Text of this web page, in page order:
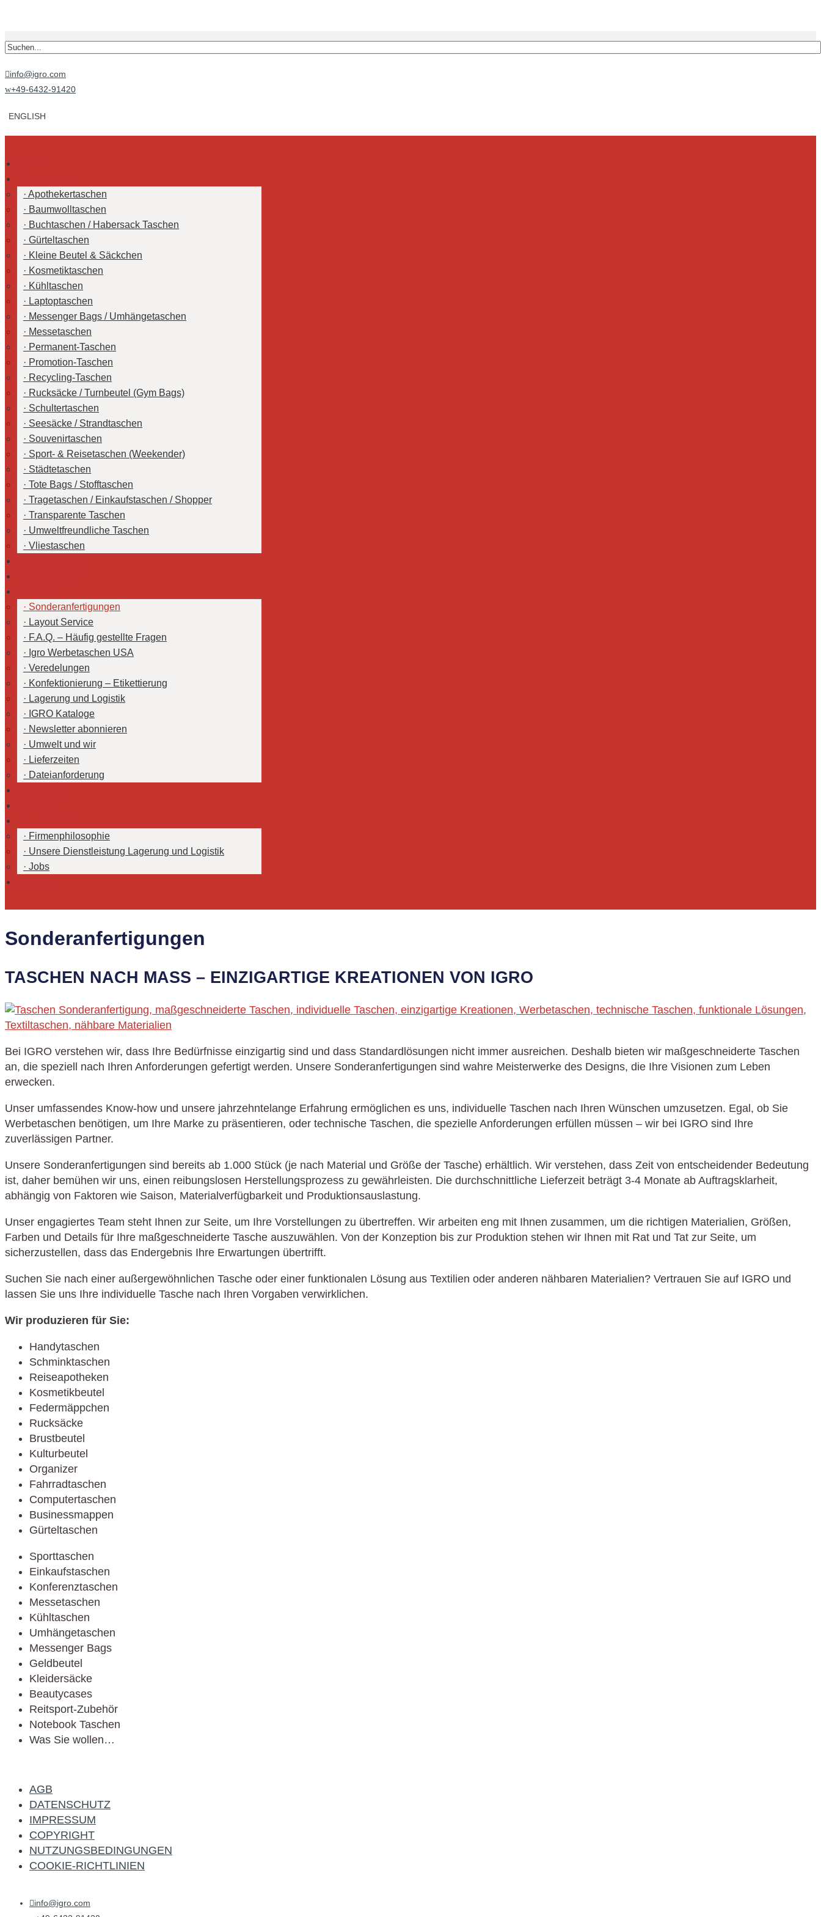
info@igro.com
w+49-6432-91420
ENGLISH
Apothekertaschen
Baumwolltaschen
Buchtaschen / Habersack Taschen
Gürteltaschen
Kleine Beutel & Säckchen
Kosmetiktaschen
Kühltaschen
Laptoptaschen
Messenger Bags / Umhängetaschen
Messetaschen
Permanent-Taschen
Promotion-Taschen
Recycling-Taschen
Rucksäcke / Turnbeutel (Gym Bags)
Schultertaschen
Seesäcke / Strandtaschen
Souvenirtaschen
Sport- & Reisetaschen (Weekender)
Städtetaschen
Tote Bags / Stofftaschen
Tragetaschen / Einkaufstaschen / Shopper
Transparente Taschen
Umweltfreundliche Taschen
Vliestaschen
Sonderanfertigungen
Layout Service
F.A.Q. – Häufig gestellte Fragen
Igro Werbetaschen USA
Veredelungen
Konfektionierung – Etikettierung
Lagerung und Logistik
IGRO Kataloge
Newsletter abonnieren
Umwelt und wir
Lieferzeiten
Dateianforderung
Firmenphilosophie
Unsere Dienstleistung Lagerung und Logistik
Jobs
Sonderanfertigungen
TASCHEN NACH MASS – EINZIGARTIGE KREATIONEN VON IGRO
Bei IGRO verstehen wir, dass Ihre Bedürfnisse einzigartig sind und dass Standardlösungen nicht immer ausreichen. Deshalb bieten wir maßgeschneiderte Taschen
an, die speziell nach Ihren Anforderungen gefertigt werden. Unsere Sonderanfertigungen sind wahre Meisterwerke des Designs, die Ihre Visionen zum Leben
erwecken.
Unser umfassendes Know-how und unsere jahrzehntelange Erfahrung ermöglichen es uns, individuelle Taschen nach Ihren Wünschen umzusetzen. Egal, ob Sie
Werbetaschen benötigen, um Ihre Marke zu präsentieren, oder technische Taschen, die spezielle Anforderungen erfüllen müssen – wir bei IGRO sind Ihre
zuverlässigen Partner.
Unsere Sonderanfertigungen sind bereits ab 1.000 Stück (je nach Material und Größe der Tasche) erhältlich. Wir verstehen, dass Zeit von entscheidender Bedeutung
ist, daher bemühen wir uns, einen reibungslosen Herstellungsprozess zu gewährleisten. Die durchschnittliche Lieferzeit beträgt 3-4 Monate ab Auftragsklarheit,
abhängig von Faktoren wie Saison, Materialverfügbarkeit und Produktionsauslastung.
Unser engagiertes Team steht Ihnen zur Seite, um Ihre Vorstellungen zu übertreffen. Wir arbeiten eng mit Ihnen zusammen, um die richtigen Materialien, Größen,
Farben und Details für Ihre maßgeschneiderte Tasche auszuwählen. Von der Konzeption bis zur Produktion stehen wir Ihnen mit Rat und Tat zur Seite, um
sicherzustellen, dass das Endergebnis Ihre Erwartungen übertrifft.
Suchen Sie nach einer außergewöhnlichen Tasche oder einer funktionalen Lösung aus Textilien oder anderen nähbaren Materialien? Vertrauen Sie auf IGRO und
lassen Sie uns Ihre individuelle Tasche nach Ihren Vorgaben verwirklichen.
Wir produzieren für Sie:
Handytaschen
Schminktaschen
Reiseapotheken
Kosmetikbeutel
Federmäppchen
Rucksäcke
Brustbeutel
Kulturbeutel
Organizer
Fahrradtaschen
Computertaschen
Businessmappen
Gürteltaschen
Sporttaschen
Einkaufstaschen
Konferenztaschen
Messetaschen
Kühltaschen
Umhängetaschen
Messenger Bags
Geldbeutel
Kleidersäcke
Beautycases
Reitsport-Zubehör
Notebook Taschen
Was Sie wollen…
AGB
DATENSCHUTZ
IMPRESSUM
COPYRIGHT
NUTZUNGSBEDINGUNGEN
COOKIE-RICHTLINIEN
info@igro.com